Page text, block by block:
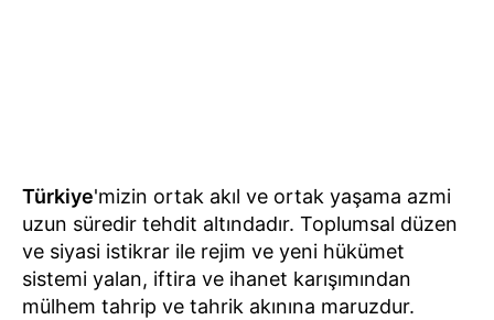
Türkiye'mizin ortak akıl ve ortak yaşama azmi
uzun süredir tehdit altındadır. Toplumsal düzen
ve siyasi istikrar ile rejim ve yeni hükümet
sistemi yalan, iftira ve ihanet karışımından
mülhem tahrip ve tahrik akınına maruzdur.